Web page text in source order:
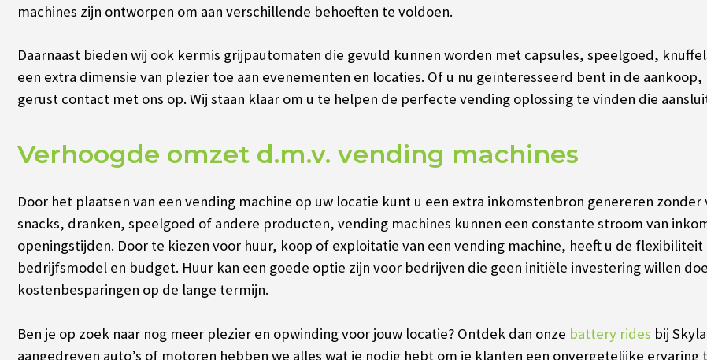
machines zijn ontworpen om aan verschillende behoeften te voldoen.
Daarnaast bieden wij ook kermis grijpautomaten die gevuld kunnen worden met capsules, speelgoed,
een extra dimensie van plezier toe aan evenementen en locaties. Of u nu geïnteresseerd bent in de
gerust contact met ons op. Wij staan klaar om u te helpen de perfecte vending oplossing te vinden die
Verhoogde omzet d.m.v. vending machines
Door het plaatsen van een vending machine op uw locatie kunt u een extra inkomstenbron genereren
snacks, dranken, speelgoed of andere producten, vending machines kunnen een constante stroom van
openingstijden. Door te kiezen voor huur, koop of exploitatie van een vending machine, heeft u de
bedrijfsmodel en budget. Huur kan een goede optie zijn voor bedrijven die geen initiële investering willen
kostenbesparingen op de lange termijn.
Ben je op zoek naar nog meer plezier en opwinding voor jouw locatie? Ontdek dan onze battery rides bij
aangedreven auto’s of motoren hebben we alles wat je nodig hebt om je klanten een onvergetelijke ervaring